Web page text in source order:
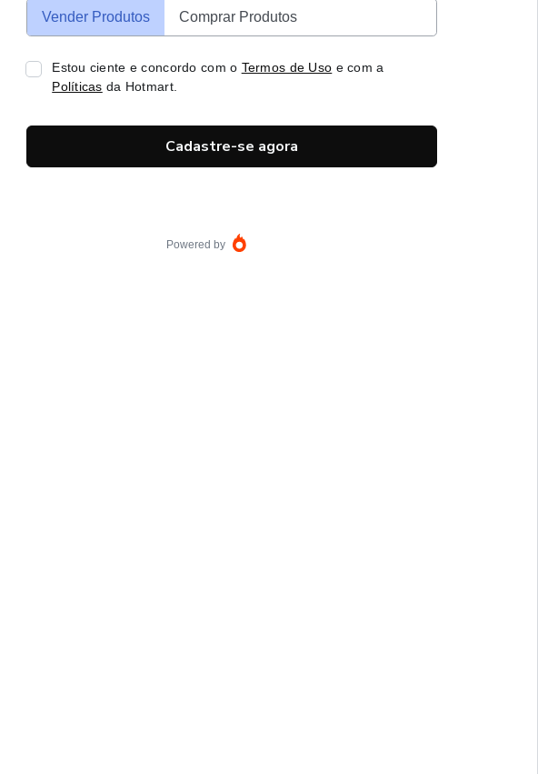
Vender Produtos Comprar Produtos
Estou ciente e concordo com o Termos de Uso e com a
Políticas da Hotmart.
Cadastre-se agora
Powered by